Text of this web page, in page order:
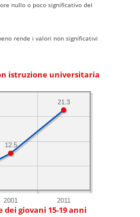
nullo o poco significativo del
rende i valori non significativi
istruzione universitaria
2001 2011
21.3
12.5
giovani 15-19 anni